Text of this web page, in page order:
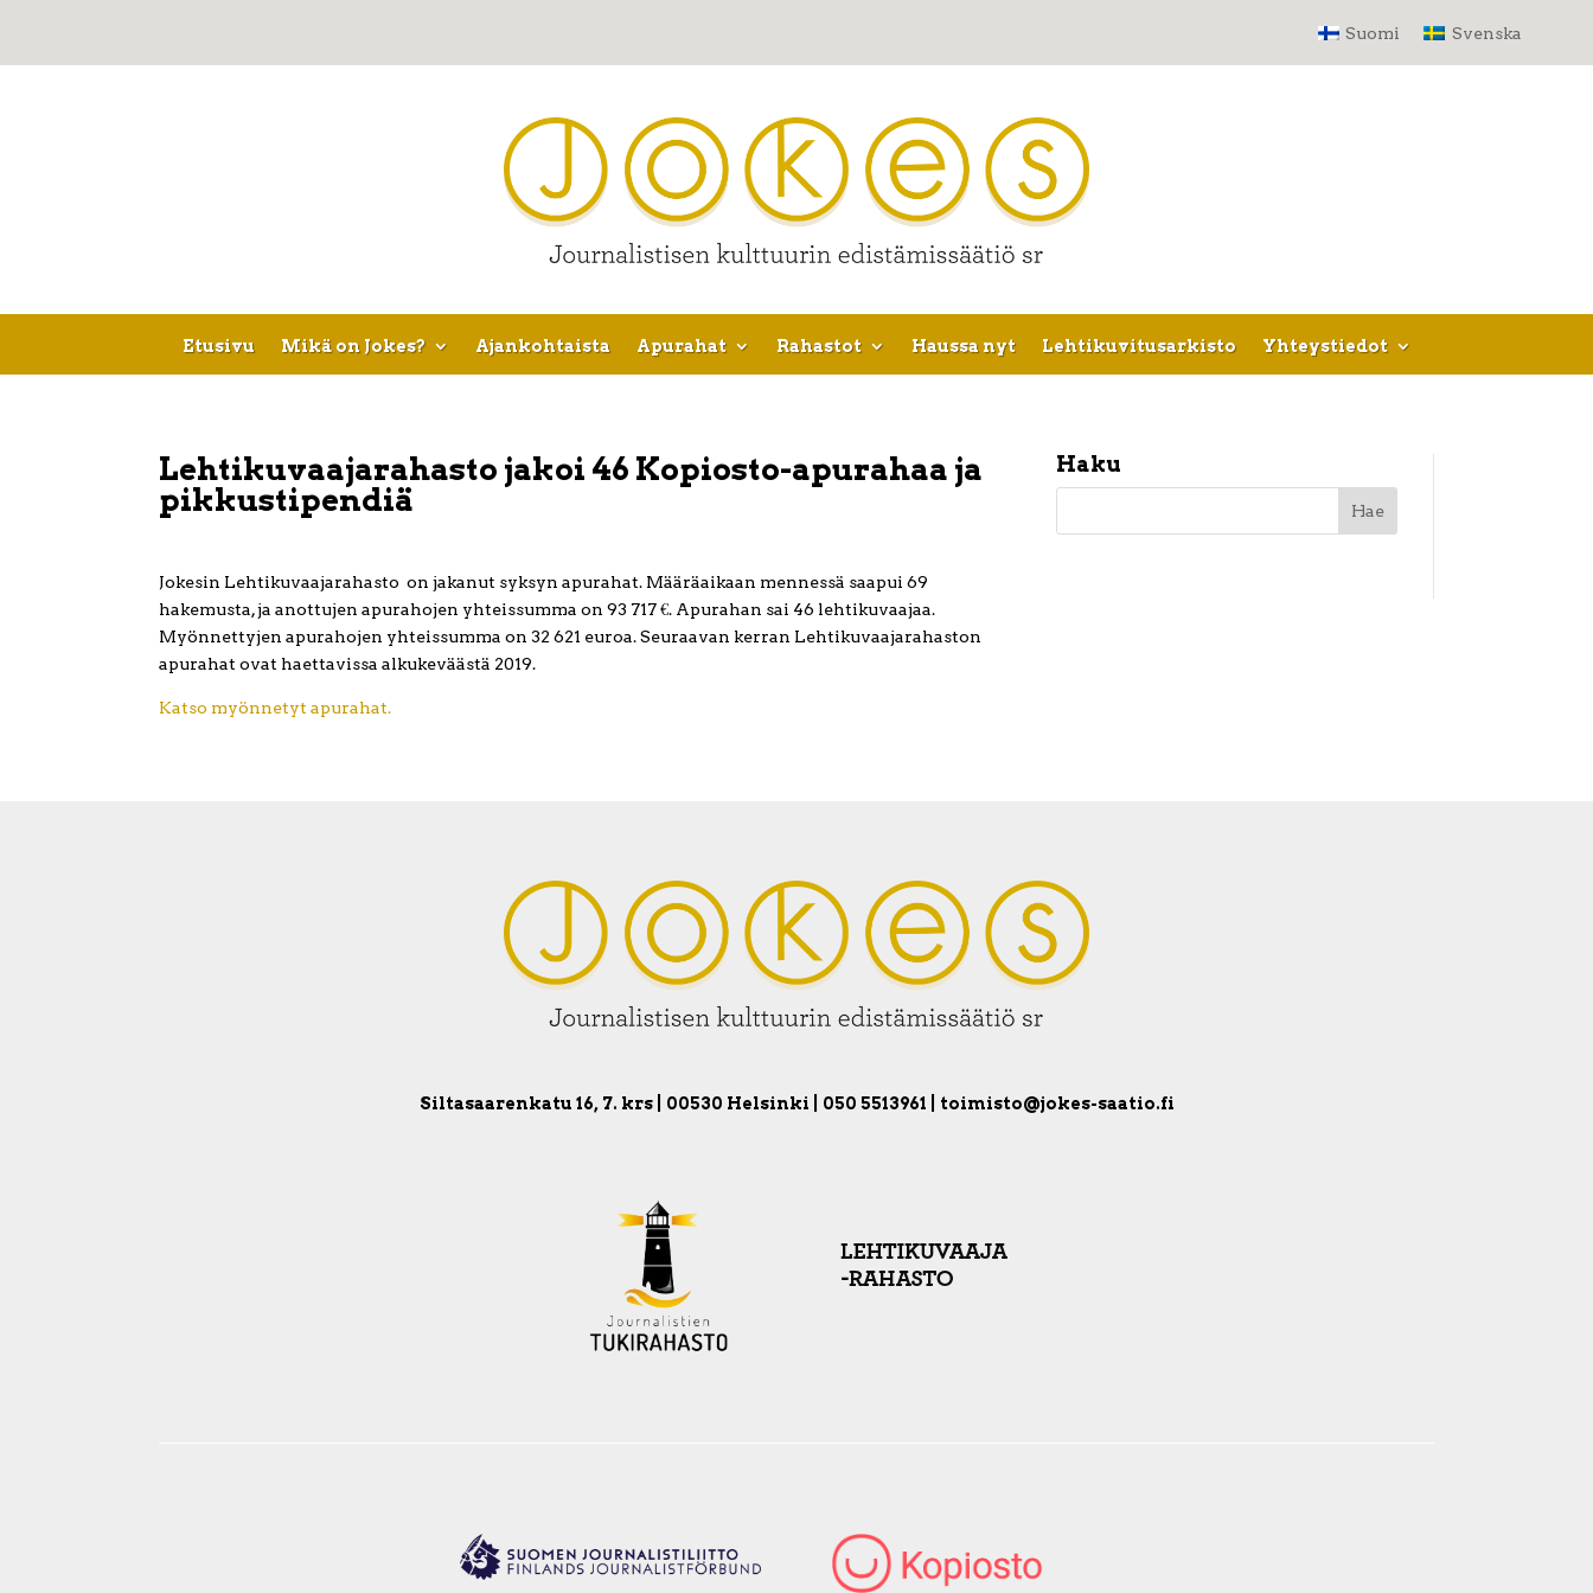
Suomi Svenska
Etusivu Mikä on Jokes? Ajankohtaista Apurahat Rahastot Haussa nyt Lehtikuvitusarkisto Yhteystiedot
Lehtikuvaajarahasto jakoi 46 Kopiosto-apurahaa ja
pikkustipendiä
Jokesin Lehtikuvaajarahasto on jakanut syksyn apurahat. Määräaikaan mennessä saapui 69
hakemusta, ja anottujen apurahojen yhteissumma on 93 717 €. Apurahan sai 46 lehtikuvaajaa.
Myönnettyjen apurahojen yhteissumma on 32 621 euroa. Seuraavan kerran Lehtikuvaajarahaston
apurahat ovat haettavissa alkukeväästä 2019.
Katso myönnetyt apurahat.
Haku
Siltasaarenkatu 16, 7. krs | 00530 Helsinki | 050 5513961 | toimisto@jokes-saatio.fi